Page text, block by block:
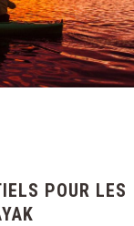
POUR LES